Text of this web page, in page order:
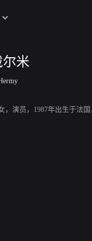
尔米
，演员，1987年出生于法